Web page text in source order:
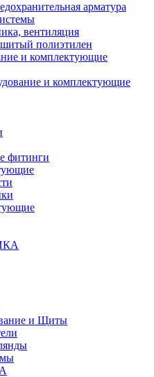
арматура
вентиляция
полиэтилен
и комплектующие
и комплектующие
фитинги
и Щиты